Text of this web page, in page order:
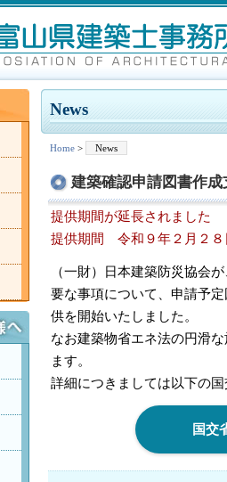
News
Home > News
建築確認申請図書作
提供期間が延長されました
提供期間 令和９年２月２８
（一財）日本建築防災協会
要な事項について、申請予
供を開始いたしました。
なお建築物省エネ法の円滑
ます。
詳細につきましては以下の
国交